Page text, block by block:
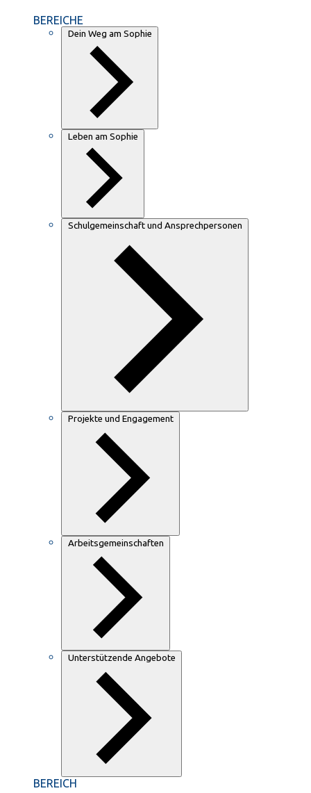
BEREICHE
Dein Weg am Sophie
Leben am Sophie
Schulgemeinschaft und Ansprechpersonen
Projekte und Engagement
Arbeitsgemeinschaften
Unterstützende Angebote
BEREICH